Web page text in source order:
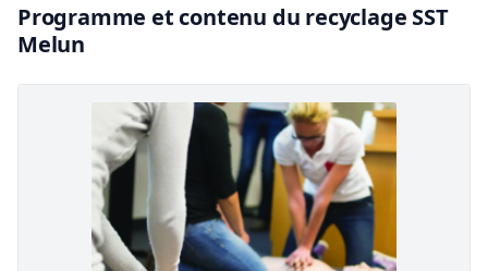
Programme et contenu du recyclage SST
Melun